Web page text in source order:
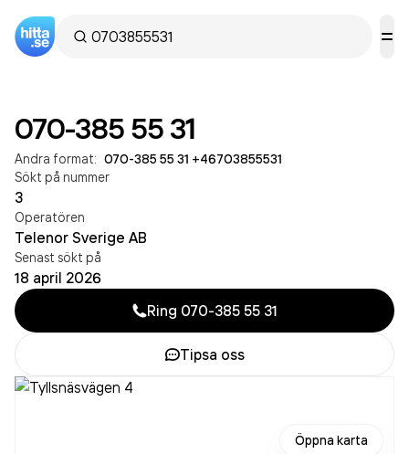
070-385 55 31
Andra format: 070-385 55 31 +46703855531
Sökt på nummer
3
Operatören
Telenor Sverige AB
Senast sökt på
18 april 2026
Ring 070-385 55 31
Tipsa oss
Öppna karta